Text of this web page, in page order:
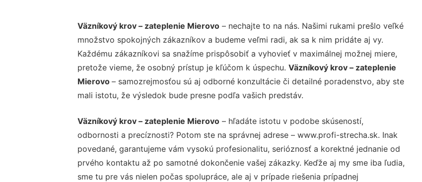
Väzníkový krov – zateplenie Mierovo– nechajte to na nás. Našimi rukami prešlo veľké
množstvo spokojných zákazníkov a budeme veľmi radi, ak sa k nim pridáte aj vy.
Každému zákazníkovi sa snažíme prispôsobiť a vyhovieť v maximálnej možnej miere,
pretože vieme, že osobný prístup je kľúčom k úspechu. Väzníkový krov – zateplenie
Mierovo – samozrejmosťou sú aj odborné konzultácie či detailné poradenstvo, aby ste
mali istotu, že výsledok bude presne podľa vašich predstáv.
Väzníkový krov – zateplenie Mierovo– hľadáte istotu v podobe skúseností,
odbornosti a precíznosti? Potom ste na správnej adrese – www.profi-strecha.sk. Inak
povedané, garantujeme vám vysokú profesionalitu, serióznosť a korektné jednanie od
prvého kontaktu až po samotné dokončenie vašej zákazky. Keďže aj my sme iba ľudia,
sme tu pre vás nielen počas spolupráce, ale aj v prípade riešenia prípadnej